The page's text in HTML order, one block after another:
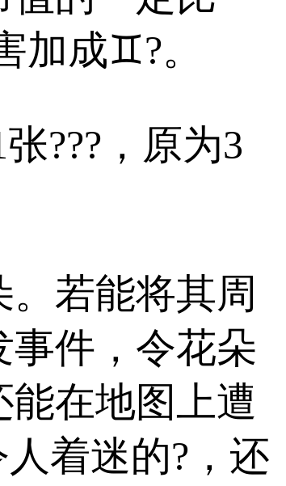
成♊?。
???，原为3
若能将其周
事件，令花朵
在地图上遭
着迷的?，还